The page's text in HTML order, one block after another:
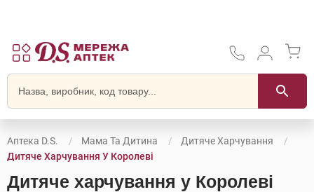
Аптека D.S. Мама Та Дитина
Дитяче Харчування
Дитяче Харчування У Королеві
Дитяче харчування у Королеві